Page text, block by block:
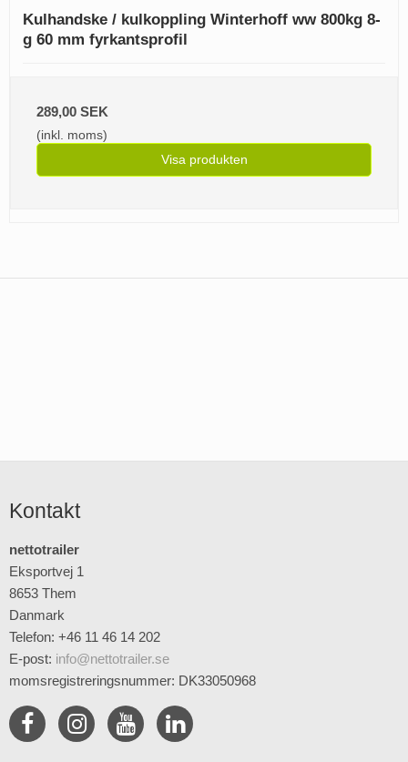
Kulhandske / kulkoppling Winterhoff ww 800kg 8-
g 60 mm fyrkantsprofil
289,00 SEK
(inkl. moms)
Visa produkten
Kontakt
nettotrailer
Eksportvej 1
8653 Them
Danmark
Telefon: +46 11 46 14 202
E-post: info@nettotrailer.se
momsregistreringsnummer: DK33050968